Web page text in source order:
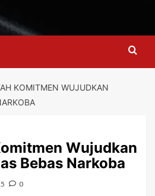
KOMITMEN WUJUDKAN
Wujudkan
Bebas Narkoba
0